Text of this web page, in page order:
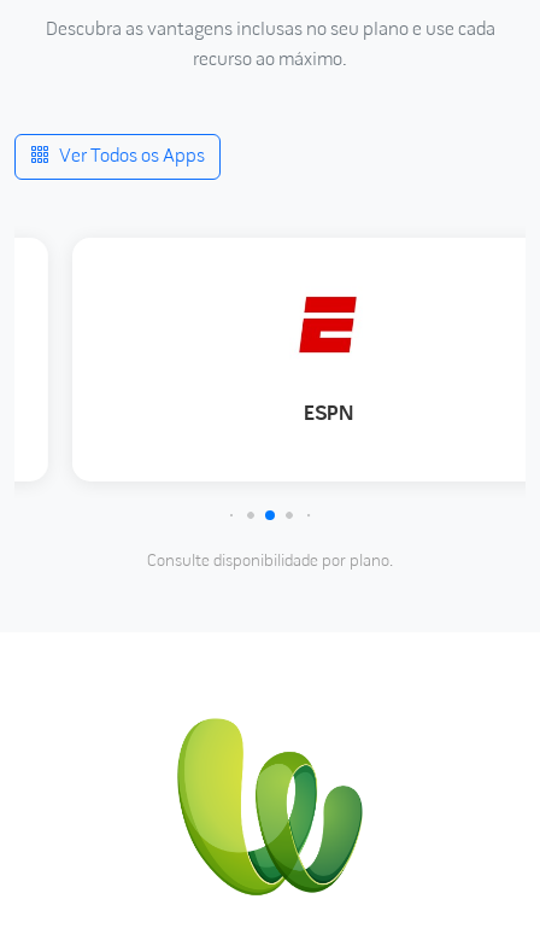
Descubra as vantagens inclusas no seu plano e use cada
recurso ao máximo.
Ver Todos os Apps
Consulte disponibilidade por plano.